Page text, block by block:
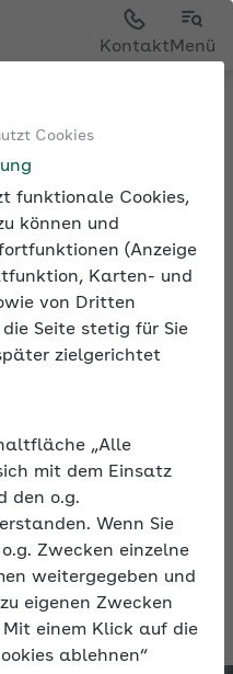
Cookies
funktionale Cookies,
können und
(Anzeige
Karten- und
von Dritten
Seite stetig für Sie
zielgerichtet
„Alle
mit dem Einsatz
den o.g.
Wenn Sie
Zwecken einzelne
weitergegeben und
eigenen Zwecken
einem Klick auf die
ablehnen“
Kontakt Menü
Seminarvideos
Trends &
für
im
Mit den Videos
„Trends & Tipps
informiert ins